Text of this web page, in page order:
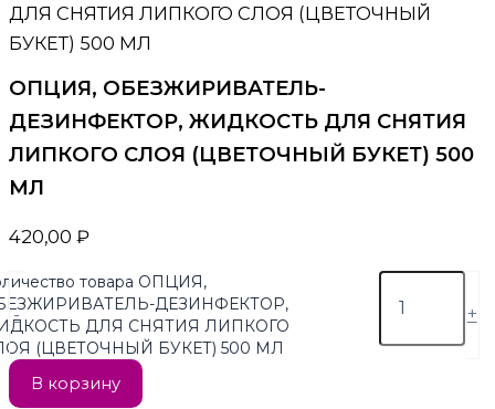
ДЛЯ СНЯТИЯ ЛИПКОГО СЛОЯ (ЦВЕТОЧНЫЙ
БУКЕТ) 500 МЛ
ОПЦИЯ, ОБЕЗЖИРИВАТЕЛЬ-
ДЕЗИНФЕКТОР, ЖИДКОСТЬ ДЛЯ СНЯТИЯ
ЛИПКОГО СЛОЯ (ЦВЕТОЧНЫЙ БУКЕТ) 500
МЛ
420,00 ₽
-
товара ОПЦИЯ,
ДЕЗИНФЕКТОР,
ДЛЯ СНЯТИЯ ЛИПКОГО
(ЦВЕТОЧНЫЙ БУКЕТ) 500 МЛ
+
В корзину